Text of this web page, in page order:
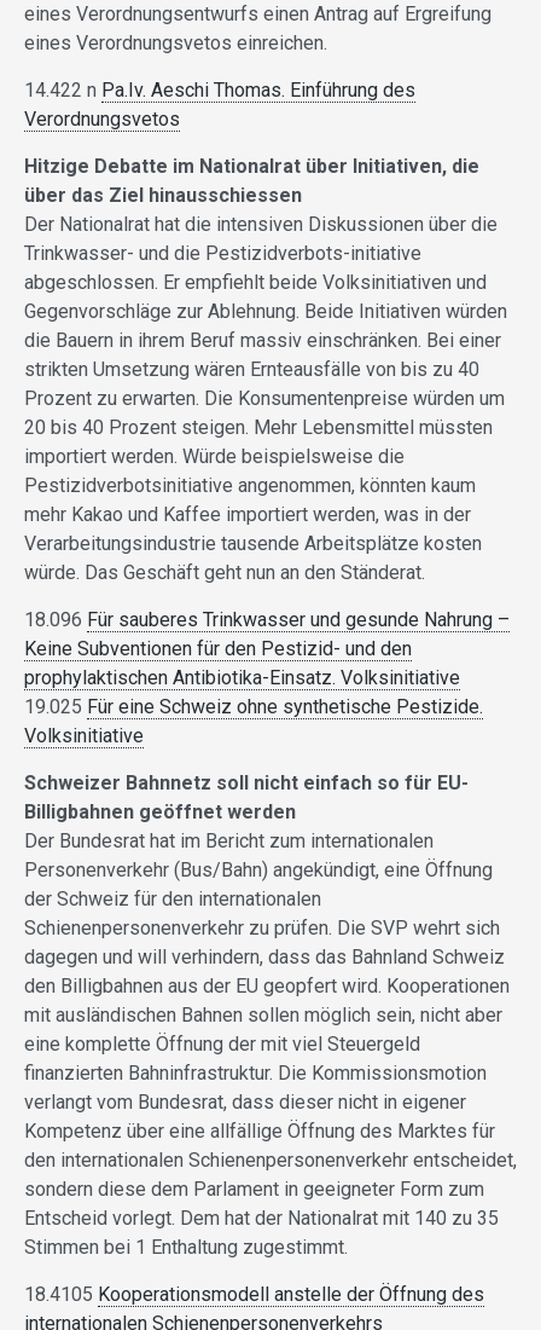
eines Verordnungsentwurfs einen Antrag auf Ergreifung
eines Verordnungsvetos einreichen.
14.422 n Pa.Iv. Aeschi Thomas. Einführung des
Verordnungsvetos
Hitzige Debatte im Nationalrat über Initiativen, die
über das Ziel hinausschiessen
Der Nationalrat hat die intensiven Diskussionen über die
Trinkwasser- und die Pestizidverbots-initiative
abgeschlossen. Er empfiehlt beide Volksinitiativen und
Gegenvorschläge zur Ablehnung. Beide Initiativen würden
die Bauern in ihrem Beruf massiv einschränken. Bei einer
strikten Umsetzung wären Ernteausfälle von bis zu 40
Prozent zu erwarten. Die Konsumentenpreise würden um
20 bis 40 Prozent steigen. Mehr Lebensmittel müssten
importiert werden. Würde beispielsweise die
Pestizidverbotsinitiative angenommen, könnten kaum
mehr Kakao und Kaffee importiert werden, was in der
Verarbeitungsindustrie tausende Arbeitsplätze kosten
würde. Das Geschäft geht nun an den Ständerat.
18.096 Für sauberes Trinkwasser und gesunde Nahrung –
Keine Subventionen für den Pestizid- und den
prophylaktischen Antibiotika-Einsatz. Volksinitiative
19.025 Für eine Schweiz ohne synthetische Pestizide.
Volksinitiative
Schweizer Bahnnetz soll nicht einfach so für EU-
Billigbahnen geöffnet werden
Der Bundesrat hat im Bericht zum internationalen
Personenverkehr (Bus/Bahn) angekündigt, eine Öffnung
der Schweiz für den internationalen
Schienenpersonenverkehr zu prüfen. Die SVP wehrt sich
dagegen und will verhindern, dass das Bahnland Schweiz
den Billigbahnen aus der EU geopfert wird. Kooperationen
mit ausländischen Bahnen sollen möglich sein, nicht aber
eine komplette Öffnung der mit viel Steuergeld
finanzierten Bahninfrastruktur. Die Kommissionsmotion
verlangt vom Bundesrat, dass dieser nicht in eigener
Kompetenz über eine allfällige Öffnung des Marktes für
den internationalen Schienenpersonenverkehr entscheidet,
sondern diese dem Parlament in geeigneter Form zum
Entscheid vorlegt. Dem hat der Nationalrat mit 140 zu 35
Stimmen bei 1 Enthaltung zugestimmt.
18.4105 Kooperationsmodell anstelle der Öffnung des
internationalen Schienenpersonenverkehrs